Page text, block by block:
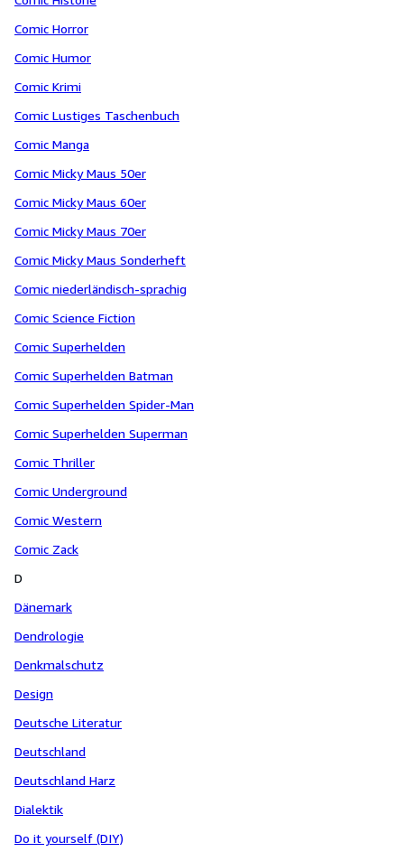
Comic Horror
Comic Humor
Comic Krimi
Comic Lustiges Taschenbuch
Comic Manga
Comic Micky Maus 50er
Comic Micky Maus 60er
Comic Micky Maus 70er
Comic Micky Maus Sonderheft
Comic niederländisch-sprachig
Comic Science Fiction
Comic Superhelden
Comic Superhelden Batman
Comic Superhelden Spider-Man
Comic Superhelden Superman
Comic Thriller
Comic Underground
Comic Western
Comic Zack
D
Dänemark
Dendrologie
Denkmalschutz
Design
Deutsche Literatur
Deutschland
Deutschland Harz
Dialektik
Do it yourself (DIY)